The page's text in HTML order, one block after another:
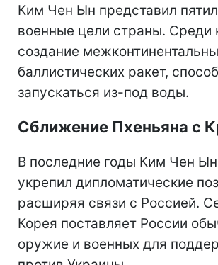
Ким Чен Ын представил
военные цели страны. Среди
создание
баллистических ракет,
запускаться из-под воды.
Сближение Пхеньяна с
В последние годы Ким Чен
укрепил дипломатические
расширяя связи с Россией.
Корея поставляет России
оружие и военных для